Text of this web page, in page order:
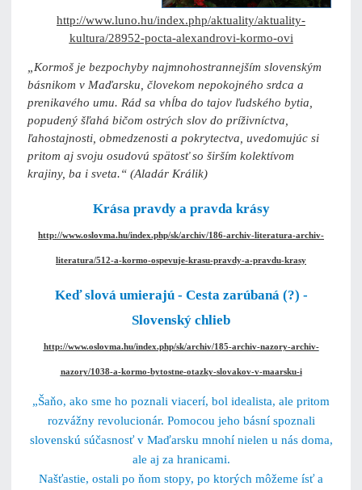
http://www.luno.hu/index.php/aktuality/aktuality-
kultura/28952-pocta-alexandrovi-kormo-ovi
„Kormoš je bezpochyby najmnohostrannejším slovenským
básnikom v Maďarsku, človekom nepokojného srdca a
prenikavého umu. Rád sa vhĺba do tajov ľudského bytia,
popudený šľahá bičom ostrých slov do príživníctva,
ľahostajnosti, obmedzenosti a pokrytectva, uvedomujúc si
pritom aj svoju osudovú spätosť so širším kolektívom
krajiny, ba i sveta.“ (Aladár Králik)
Krása pravdy a pravda krásy
http://www.oslovma.hu/index.php/sk/archiv/186-archiv-literatura-archiv-
literatura/512-a-kormo-ospevuje-krasu-pravdy-a-pravdu-krasy
Keď slová umierajú - Cesta zarúbaná (?) -
Slovenský chlieb
http://www.oslovma.hu/index.php/sk/archiv/185-archiv-nazory-archiv-
nazory/1038-a-kormo-bytostne-otazky-slovakov-v-maarsku-i
„Šaňo, ako sme ho poznali viacerí, bol idealista, ale pritom
rozvážny revolucionár. Pomocou jeho básní spoznali
slovenskú súčasnosť v Maďarsku mnohí nielen u nás doma,
ale aj za hranicami.
Našťastie, ostali po ňom stopy, po ktorých môžeme ísť a